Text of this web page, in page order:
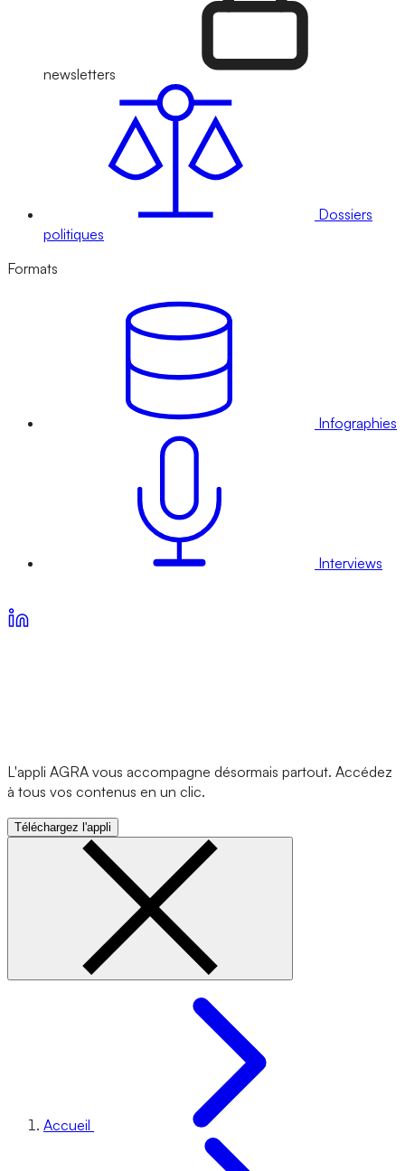
newsletters
Dossiers
politiques
Formats
Infographies
Interviews
L'appli AGRA vous accompagne désormais partout. Accédez
à tous vos contenus en un clic.
Téléchargez l'appli
Accueil